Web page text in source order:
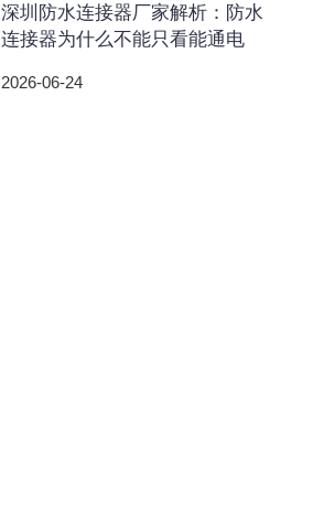
深圳防水连接器厂家解析：防水
连接器为什么不能只看能通电
2026-06-24